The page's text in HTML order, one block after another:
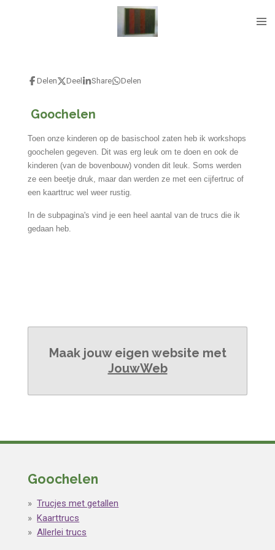
Delen Deel Share Delen
Goochelen
Toen onze kinderen op de basischool zaten heb ik workshops
goochelen gegeven. Dit was erg leuk om te doen en ook de
kinderen (van de bovenbouw) vonden dit leuk. Soms werden
ze een beetje druk, maar dan werden ze met een cijfertruc of
een kaarttruc wel weer rustig.
In de subpagina's vind je een heel aantal van de trucs die ik
gedaan heb.
Maak jouw eigen website met
JouwWeb
Goochelen
Trucjes met getallen
Kaarttrucs
Allerlei trucs